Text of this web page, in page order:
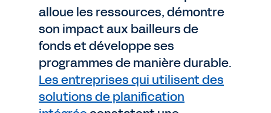
alloue les ressources, démontre
son impact aux bailleurs de
fonds et développe ses
programmes de manière durable.
Les entreprises qui utilisent des
solutions de planification